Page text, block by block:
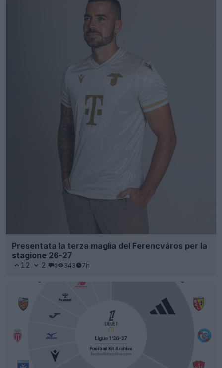
Presentata la terza maglia del Ferencváros per la
stagione 26-27
12 2 0 343 7h